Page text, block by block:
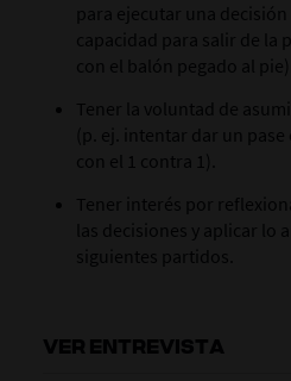
para ejecutar una
capacidad para salir de la
con el balón pegado al pie).
Tener la voluntad de
(p. ej. intentar dar un
con el 1 contra 1).
Tener interés por
las decisiones y aplicar lo
siguientes partidos.
VER ENTREVISTA